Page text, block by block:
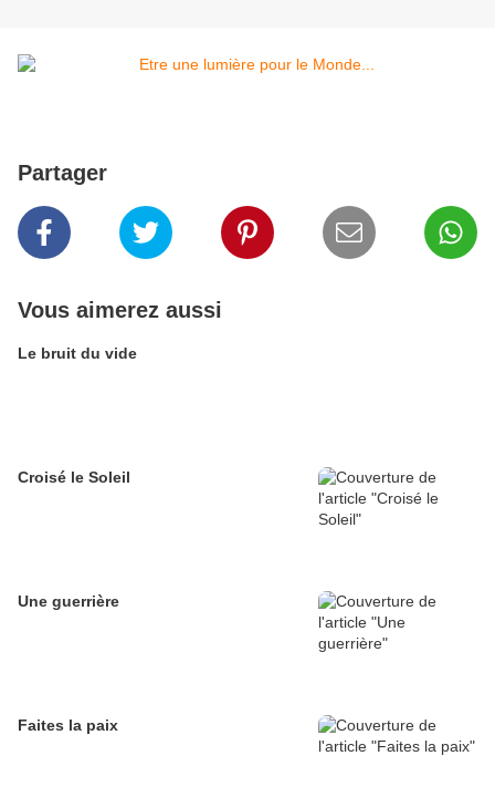
Partager
Vous aimerez aussi
Le bruit du vide
Croisé le Soleil
Une guerrière
Faites la paix